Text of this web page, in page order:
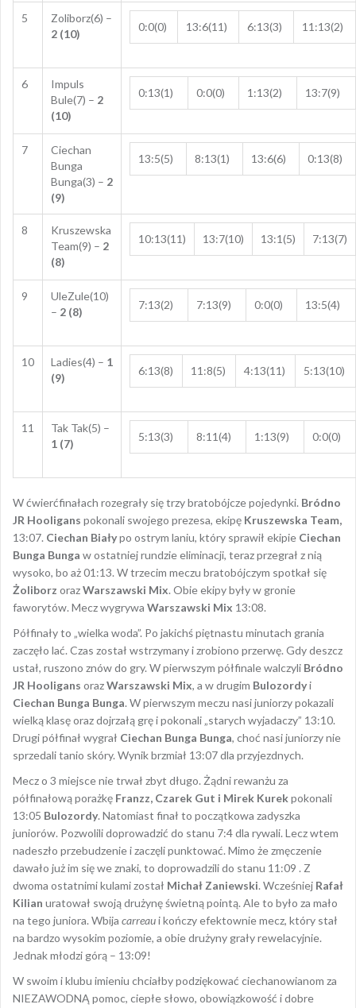
5
Zoliborz(6) –
2 (10)
0:0(0) 13:6(11) 6:13(3) 11:13(2)
6
Impuls
Bule(7) – 2
(10)
0:13(1) 0:0(0) 1:13(2) 13:7(9)
7
Ciechan
Bunga
Bunga(3) – 2
(9)
13:5(5) 8:13(1) 13:6(6) 0:13(8)
8
Kruszewska
Team(9) – 2
(8)
10:13(11) 13:7(10) 13:1(5) 7:13(7)
9
UleZule(10)
– 2 (8)
7:13(2) 7:13(9) 0:0(0) 13:5(4)
10 Ladies(4) – 1
(9)
6:13(8) 11:8(5) 4:13(11) 5:13(10)
11
Tak Tak(5) –
1 (7)
5:13(3) 8:11(4) 1:13(9) 0:0(0)
W ćwierćfinałach rozegrały się trzy bratobójcze pojedynki. Bródno
JR Hooligans pokonali swojego prezesa, ekipę Kruszewska Team,
13:07. Ciechan Białypo ostrym laniu, który sprawił ekipie Ciechan
Bunga Bunga w ostatniej rundzie eliminacji, teraz przegrał z nią
wysoko, bo aż 01:13. W trzecim meczu bratobójczym spotkał się
Żoliborz orazWarszawski Mix. Obie ekipy były w gronie
faworytów. Mecz wygrywa Warszawski Mix 13:08.
Półfinały to „wielka woda”. Po jakichś piętnastu minutach grania
zaczęło lać. Czas został wstrzymany i zrobiono przerwę. Gdy deszcz
ustał, ruszono znów do gry. W pierwszym półfinale walczyli Bródno
JR Hooligans orazWarszawski Mix, a w drugim Bulozordyi
Ciechan Bunga Bunga. W pierwszym meczu nasi juniorzy pokazali
wielką klasę oraz dojrzałą grę i pokonali „starych wyjadaczy” 13:10.
Drugi półfinał wygrał Ciechan Bunga Bunga, choć nasi juniorzy nie
sprzedali tanio skóry. Wynik brzmiał 13:07 dla przyjezdnych.
Mecz o 3 miejsce nie trwał zbyt długo. Żądni rewanżu za
półfinałową porażkę Franzz, Czarek Gut i Mirek Kurekpokonali
13:05 Bulozordy. Natomiast finał to początkowa zadyszka
juniorów. Pozwolili doprowadzić do stanu 7:4 dla rywali. Lecz wtem
nadeszło przebudzenie i zaczęli punktować. Mimo że zmęczenie
dawało już im się we znaki, to doprowadzili do stanu 11:09 . Z
dwoma ostatnimi kulami został Michał Zaniewski. Wcześniej Rafał
Kilian uratował swoją drużynę świetną pointą. Ale to było za mało
na tego juniora. Wbija carreaui kończy efektownie mecz, który stał
na bardzo wysokim poziomie, a obie drużyny grały rewelacyjnie.
Jednak młodzi górą – 13:09!
W swoim i klubu imieniu chciałby podziękować ciechanowianom za
NIEZAWODNĄ pomoc, ciepłe słowo, obowiązkowość i dobre